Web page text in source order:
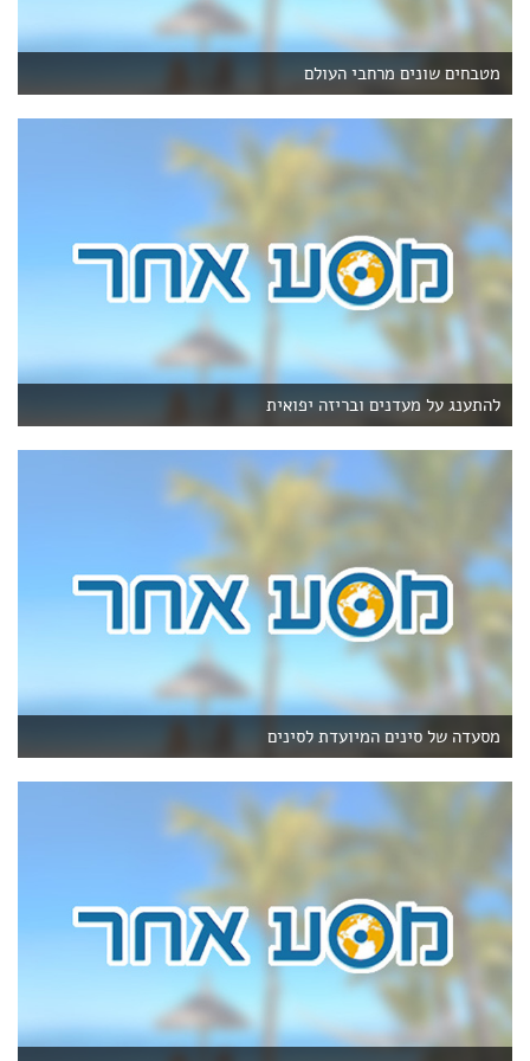
מטבחים שונים מרחבי העולם
להתענג על מעדנים ובריזה יפואית
מסעדה של סינים המיועדת לסינים